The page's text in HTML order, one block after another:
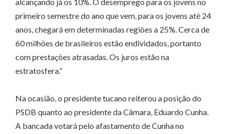
primeiro semestre do ano que vem, para os jovens até 24
anos, chegará em determinadas regiões a 25%. Cerca de
60 milhões de brasileiros estão endividados, portanto
com prestações atrasadas. Os juros estão na
estratosfera.”
Na ocasião, o presidente tucano reiterou a posição do
PSDB quanto ao presidente da Câmara, Eduardo Cunha.
A bancada votará pelo afastamento de Cunha no